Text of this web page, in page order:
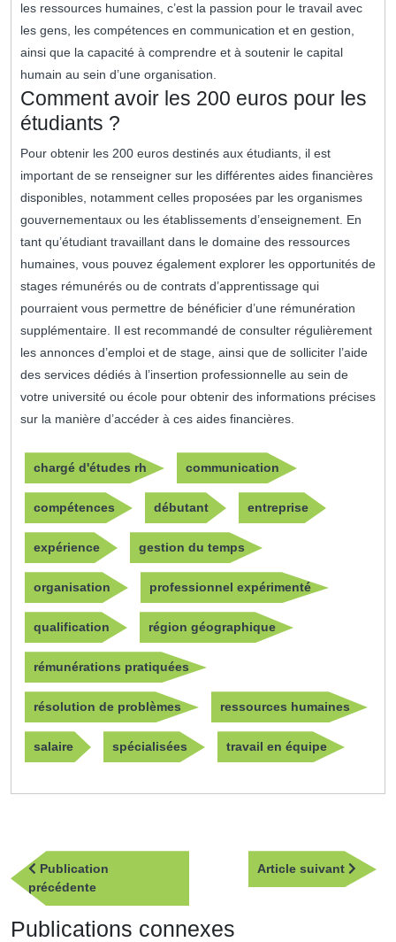
les ressources humaines, c’est la passion pour le travail avec
les gens, les compétences en communication et en gestion,
ainsi que la capacité à comprendre et à soutenir le capital
humain au sein d’une organisation.
Comment avoir les 200 euros pour les
étudiants ?
Pour obtenir les 200 euros destinés aux étudiants, il est
important de se renseigner sur les différentes aides financières
disponibles, notamment celles proposées par les organismes
gouvernementaux ou les établissements d’enseignement. En
tant qu’étudiant travaillant dans le domaine des ressources
humaines, vous pouvez également explorer les opportunités de
stages rémunérés ou de contrats d’apprentissage qui
pourraient vous permettre de bénéficier d’une rémunération
supplémentaire. Il est recommandé de consulter régulièrement
les annonces d’emploi et de stage, ainsi que de solliciter l’aide
des services dédiés à l’insertion professionnelle au sein de
votre université ou école pour obtenir des informations précises
sur la manière d’accéder à ces aides financières.
chargé d'études rh communication
compétences débutant entreprise
expérience gestion du temps
organisation professionnel expérimenté
qualification région géographique
rémunérations pratiquées
résolution de problèmes ressources humaines
salaire spécialisées travail en équipe
Navigation
de
l’article
Publication
précédentePublication
précédente
Article suivant
Article
Publications connexes